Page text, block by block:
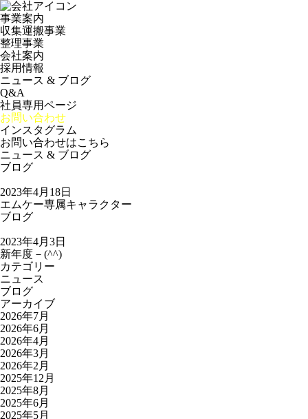
事業案内
収集運搬事業
整理事業
会社案内
採用情報
ニュース & ブログ
Q&A
社員専用ページ
お問い合わせ
インスタグラム
お問い合わせはこちら
ニュース & ブログ
ブログ
2023年4月18日
エムケー専属キャラクター
ブログ
2023年4月3日
新年度－(^^)
カテゴリー
ニュース
ブログ
アーカイブ
2026年7月
2026年6月
2026年4月
2026年3月
2026年2月
2025年12月
2025年8月
2025年6月
2025年5月